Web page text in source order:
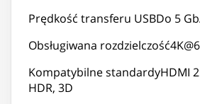
Prędkość transferu USBDo 5
Obsługiwana
Kompatybilne standardyHDMI
HDR, 3D